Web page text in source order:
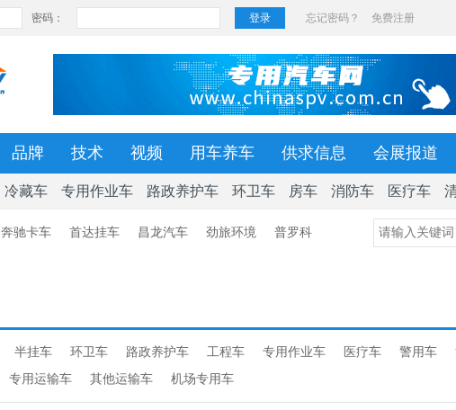
品牌 技术 视频 用车养车 供求信息 会展报道
冷藏车 专用作业车 路政养护车 环卫车 房车 消防车 医疗车
奔驰卡车 首达挂车 昌龙汽车 劲旅环境 普罗科
半挂车 环卫车 路政养护车 工程车 专用作业车 医疗车 警用车
专用运输车 其他运输车 机场专用车